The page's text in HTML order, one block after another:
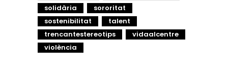
solidària
sororitat
sostenibilitat
talent
trencantestereotips
vidaalcentre
violència